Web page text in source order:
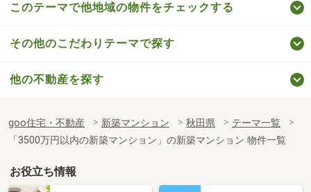
このテーマで他地域の物件をチェックする
その他のこだわりテーマで探す
他の不動産を探す
goo住宅・不動産 新築マンション 秋田県
テーマ一覧
「3500万円以内の新築マンション」の新築マンション 物件一覧
お役立ち情報